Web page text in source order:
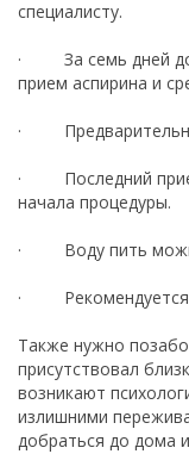
специалисту.
· За семь дней до
прием аспирина и
·
· Последний
начала процедуры.
· Воду пить
· Рекомендуется
Также нужно
присутствовал
возникают
излишними
добраться до дома